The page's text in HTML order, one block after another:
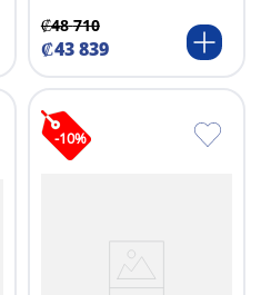
₡48 710
₡43839
-10%